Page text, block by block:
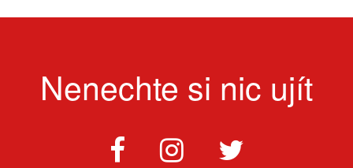
Nenechte si nic ujít